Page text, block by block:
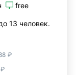
free
13 человек.
₽